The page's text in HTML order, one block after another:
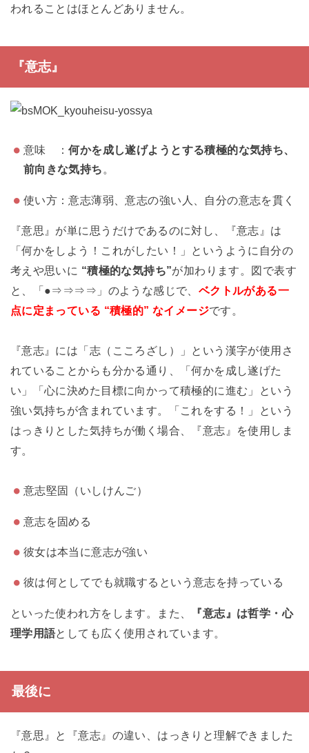
われることはほとんどありません。
『意志』
意味 ：何かを成し遂げようとする積極的な気持ち、
前向きな気持ち 。
使い方：意志薄弱、意志の強い人、自分の意志を貫く
『意思』が単に思うだけであるのに対し、『意志』は
「何かをしよう！これがしたい！」というように自分の
考えや思いに “積極的な気持ち”が加わります。図で表す
と、「●⇒⇒⇒⇒」のような感じで、 ベクトルがある一
点に定まっている “積極的” なイメージです。
『意志』には「志（こころざし）」という漢字が使用さ
れていることからも分かる通り、「何かを成し遂げた
い」「心に決めた目標に向かって積極的に進む」という
強い気持ちが含まれています。「これをする！」という
はっきりとした気持ちが働く場合、『意志』を使用しま
す。
意志堅固（いしけんご）
意志を固める
彼女は本当に意志が強い
彼は何としてでも就職するという意志を持っている
といった使われ方をします。また、
『意志』は哲学・心
理学用語としても広く使用されています。
最後に
『意思』と『意志』の違い、はっきりと理解できました